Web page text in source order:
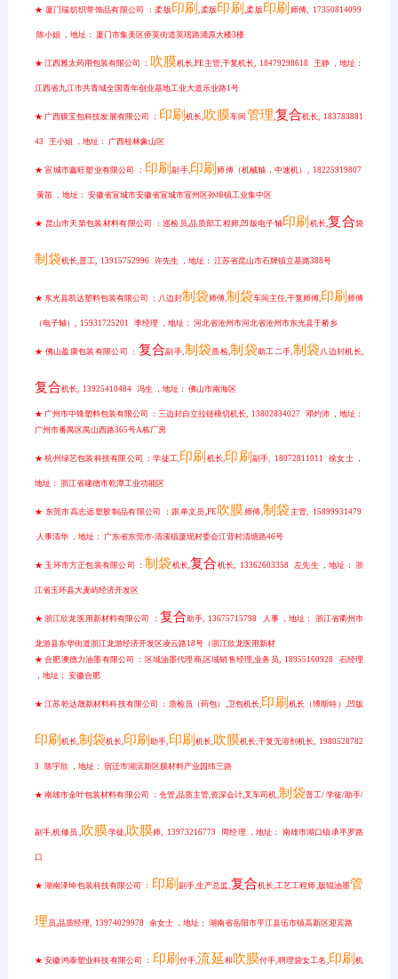
★ 厦门瑞纺织带饰品有限公司 ：柔版 印刷 ,柔版 印刷 ,柔版 印刷 师傅, 17350814099
陈小姐 ，地址： 厦门市集美区侨英街道英瑶路涌原大楼3楼
★ 江西雅太药用包装有限公司 ： 吹膜机长,PE主管,干复机长, 18479298618 王静 ，地址：
江西省九江市共青城全国青年创业基地工业大道乐业路1号
★ 广西膜宝包科技发展有限公司 ： 印刷机长,吹膜车间 管理,复合机长, 183783881
43 王小姐 ，地址： 广西桂林象山区
★ 宣城市鑫旺塑业有限公司 ： 印刷副手,印刷 师傅（机械轴，中速机）, 18225919807
黄苗 ，地址： 安徽省宣城市安徽省宣城市宣州区孙埠镇工业集中区
★ 昆山市天第包装材料有限公司 ：巡检员,品质部工程师,凹版电子轴印刷 机长,复合袋
制袋机长,普工, 13915752996 许先生 ，地址： 江苏省昆山市石牌镇立基路388号
★ 东光县凯达塑料包装有限公司 ：八边封制袋 师傅,制袋车间主任,干复师傅,印刷 师傅
（电子轴）, 15931725201 李经理 ，地址： 河北省沧州市河北省沧州市东光县于桥乡
★ 佛山盈康包装有限公司 ： 复合副手,制袋 质检,制袋助工二手,制袋 八边封机长,
复合机长, 13925410484 冯生 ，地址： 佛山市南海区
★ 广州市中锋塑料包装有限公司 ：三边封自立拉链模切机长, 13802834027 邓灼沛 ，地址：
广州市番禺区禺山西路365号A栋厂房
★ 杭州绿艺包装科技有限公司 ：学徒工,印刷 机长,印刷 副手, 18072811011 徐女士 ，
地址： 浙江省建德市乾潭工业功能区
★ 东莞市高志远塑胶制品有限公司 ：跟单文员,PE 吹膜 师傅,制袋 主管, 15899931479
人事清华 ，地址： 广东省东莞市-清溪镇厦坭村委会江背村清塘路46号
★ 玉环市方正包装有限公司 ：制袋 机长,复合 机长, 13362603358 左先生 ，地址： 浙
江省玉环县大麦屿经济开发区
★ 浙江欣龙医用新材料有限公司 ： 复合助手, 13675715798 人事 ，地址： 浙江省衢州市
龙游县东华街道浙江龙游经济开发区凌云路18号（浙江欣龙医用新材
★ 合肥澳德力油墨有限公司 ：区域油墨代理商,区域销售经理,业务员, 18955160928 石经理
，地址： 安徽合肥
★ 江苏乾达晟新材料科技有限公司 ：质检员（药包）,卫包机长,印刷 机长（博斯特）,凹版
印刷机长,制袋机长,印刷助手, 印刷 机长,吹膜机长,干复无溶剂机长, 1980528782
3 陈宇欣 ，地址： 宿迁市湖滨新区膜材料产业园纬三路
★ 南雄市金叶包装材料有限公司 ：仓管,品质主管,资深会计,叉车司机,制袋普工/ 学徒/助手/
副手,机修员 ,吹膜学徒,吹膜师, 13973216773 周经理 ，地址： 南雄市湖口镇承平罗路
口
★ 湖南泽坤包装科技有限公司 ： 印刷 副手,生产总监,复合机长,工艺工程师,版辊油墨管
理 员,品质经理, 13974029978 余女士 ，地址： 湖南省岳阳市平江县伍市镇高新区迎宾路
★ 安徽鸿泰塑业科技有限公司 ： 印刷 付手,流延和吹膜付手,聘理袋女工名,印刷机